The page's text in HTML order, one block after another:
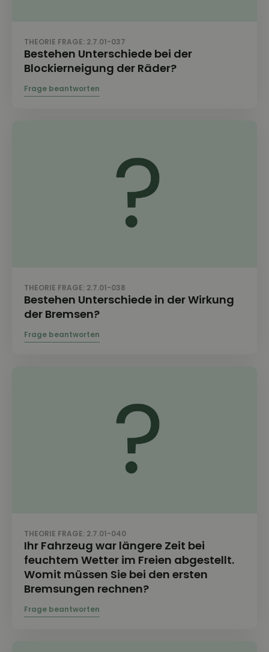
THEORIE FRAGE: 2.7.01-037
Bestehen Unterschiede bei der
Blockierneigung der Räder?
THEORIE FRAGE: 2.7.01-038
Bestehen Unterschiede in der Wirkung
der Bremsen?
THEORIE FRAGE: 2.7.01-040
Ihr Fahrzeug war längere Zeit bei
feuchtem Wetter im Freien abgestellt.
Womit müssen Sie bei den ersten
Bremsungen rechnen?